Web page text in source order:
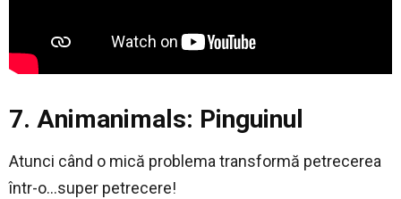
7. Animanimals: Pinguinul
Atunci când o mică problema transformă petrecerea
într-o…super petrecere!